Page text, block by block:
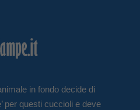
in fondo decide di
per questi cuccioli e deve